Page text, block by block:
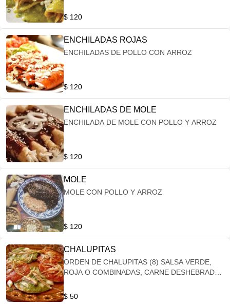
$ 120
ENCHILADAS ROJAS
ENCHILADAS DE POLLO CON ARROZ
$ 120
ENCHILADAS DE MOLE
ENCHILADA DE MOLE CON POLLO Y ARROZ
$ 120
MOLE
MOLE CON POLLO Y ARROZ
$ 120
CHALUPITAS
ORDEN DE CHALUPITAS (8) SALSA VERDE,
ROJA O COMBINADAS, CARNE DESHEBRADA
$ 50